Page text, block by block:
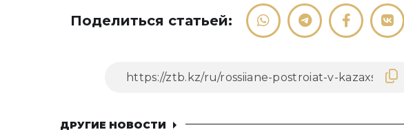
Поделиться статьей:
ДРУГИЕ НОВОСТИ